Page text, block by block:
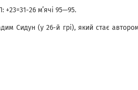
26 м’ячі 95—95.
Сидун (у 26-й грі), який стає автором